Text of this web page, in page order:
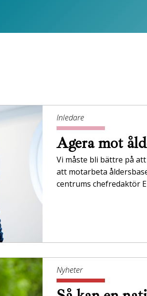
Inledare
Agera mot
Vi måste bli bättre på
att motarbeta
centrums chefredaktör
Nyheter